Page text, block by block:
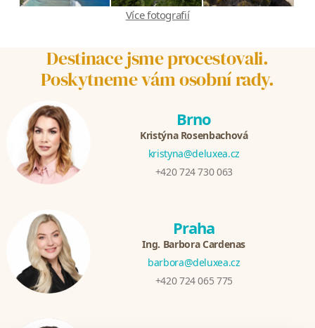
Více fotografií
Destinace jsme procestovali.
Poskytneme vám osobní rady.
Brno
Kristýna Rosenbachová
kristyna@deluxea.cz
+420 724 730 063
Praha
Ing. Barbora Cardenas
barbora@deluxea.cz
+420 724 065 775